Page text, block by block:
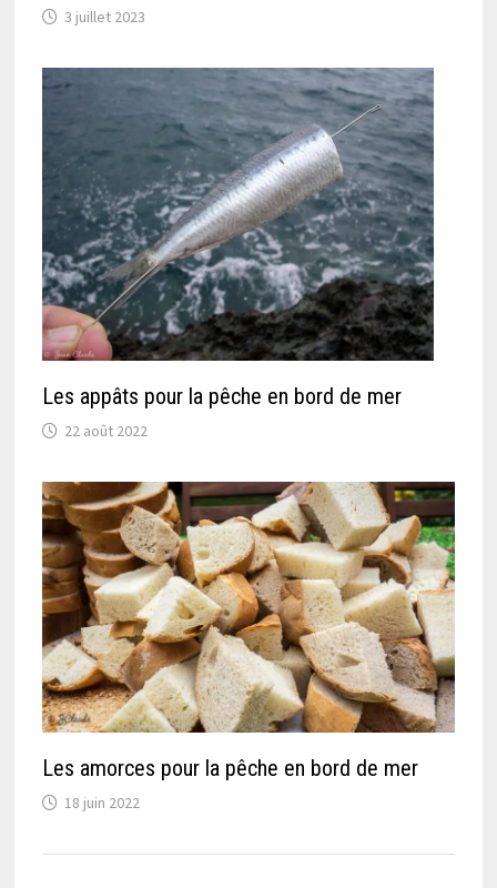
3 juillet 2023
Les appâts pour la pêche en bord de mer
22 août 2022
Les amorces pour la pêche en bord de mer
18 juin 2022